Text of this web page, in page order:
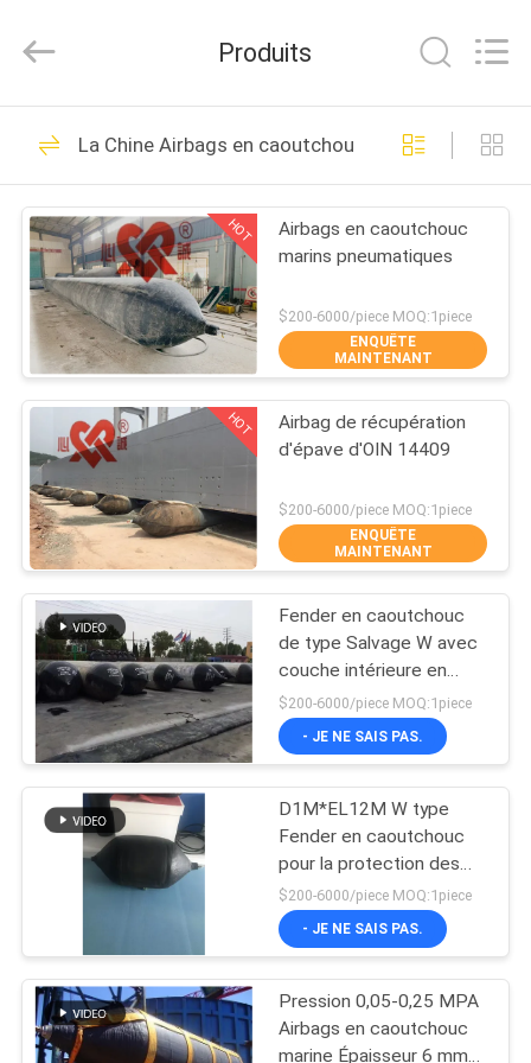
MAISON
PRODUITS
VR
SHOW
PROPOS
DE
NOUS
VISITE
D'USINE
CONTRÔLE
DE
QUALITÉ
CONTACTEZ-
NOUVELLES
Products
Rights
Marine Fenders
pneumatique
69
Amortisseur
pneumatique de
flottement
27
Amortisseurs
pneumatiques de
Yokohama
62
Airbags en
caoutchouc marins
31
Produits
La Chine Airbags en caoutchouc marins
HOT
Airbags en caoutchouc
marins pneumatiques
$200-6000/piece MOQ:1piece
ENQUÊTE
MAINTENANT
HOT
Airbag de récupération
d'épave d'OIN 14409
$200-6000/piece MOQ:1piece
ENQUÊTE
MAINTENANT
Fender en caoutchouc
de type Salvage W avec
couche intérieure en
caoutchouc naturel
$200-6000/piece MOQ:1piece
- JE NE SAIS PAS.
D1M*EL12M W type
Fender en caoutchouc
pour la protection des
quais 6-8 ans de durée
de vie
$200-6000/piece MOQ:1piece
- JE NE SAIS PAS.
Pression 0,05-0,25 MPA
Airbags en caoutchouc
marine Épaisseur 6 mm-